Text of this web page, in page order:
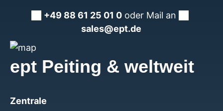
+49 88 61 25 01 0 oder Mail an
sales@ept.de
ept Peiting & weltweit
Zentrale